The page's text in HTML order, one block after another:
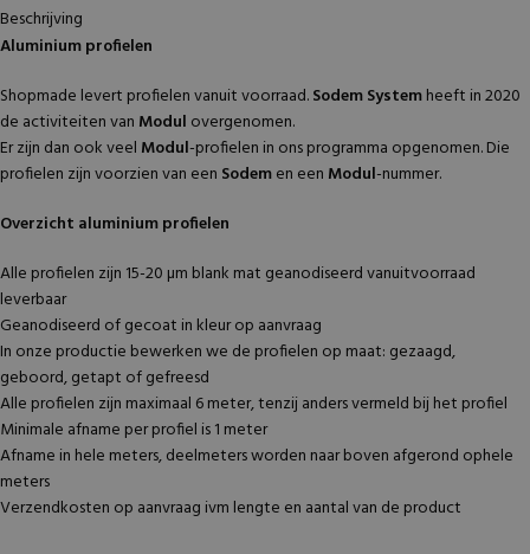
Beschrijving
Aluminium profielen
Shopmade levert profielen vanuit voorraad.Sodem Systemheeft in 2020
de activiteiten van Modul overgenomen.
Er zijn dan ook veel Modul-profielen in ons programma opgenomen. Die
profielen zijn voorzien van een Sodemen een Modul-nummer.
Overzicht aluminium profielen
Alle profielen zijn 15-20 µm blank mat geanodiseerd vanuitvoorraad
leverbaar
Geanodiseerd of gecoat in kleur op aanvraag
In onze productie bewerken we de profielen op maat: gezaagd,
geboord, getapt of gefreesd
Alle profielen zijn maximaal 6 meter, tenzij anders vermeld bij het profiel
Minimale afname per profiel is 1 meter
Afname in hele meters, deelmeters worden naar boven afgerond ophele
meters
Verzendkosten op aanvraag ivm lengte en aantal van de product